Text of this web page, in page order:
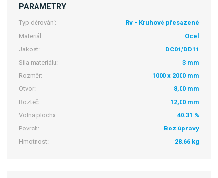
PARAMETRY
Typ děrování:
Rv - Kruhové přesazené
Materiál:
Ocel
Jakost:
DC01/DD11
Síla materiálu:
3 mm
Rozměr:
1000 x 2000 mm
Otvor:
8,00 mm
Rozteč:
12,00 mm
Volná plocha:
40.31 %
Povrch:
Bez úpravy
Hmotnost:
28,66 kg